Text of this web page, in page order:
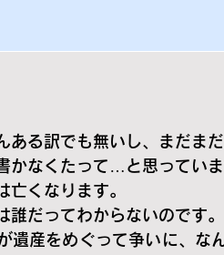
ある訳でも無いし、まだまだ
かなくたって…と思っていま
亡くなります。
誰だってわからないのです。
遺産をめぐって争いに、な